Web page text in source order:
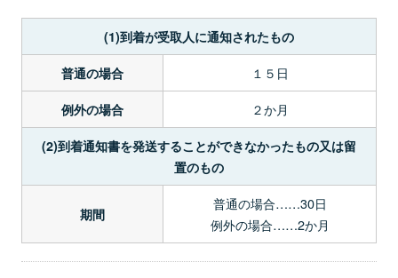
(1)到着が受取人に通知されたもの
普通の場合 １５日
例外の場合 ２か月
(2)到着通知書を発送することができなかったもの又は留
置のもの
期間
普通の場合……30日
例外の場合……2か月